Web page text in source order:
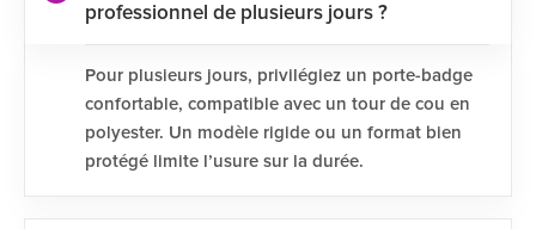
professionnel de plusieurs jours ?
Pour plusieurs jours, privilégiez un porte-badge
confortable, compatible avec un tour de cou en
polyester. Un modèle rigide ou un format bien
protégé limite l’usure sur la durée.